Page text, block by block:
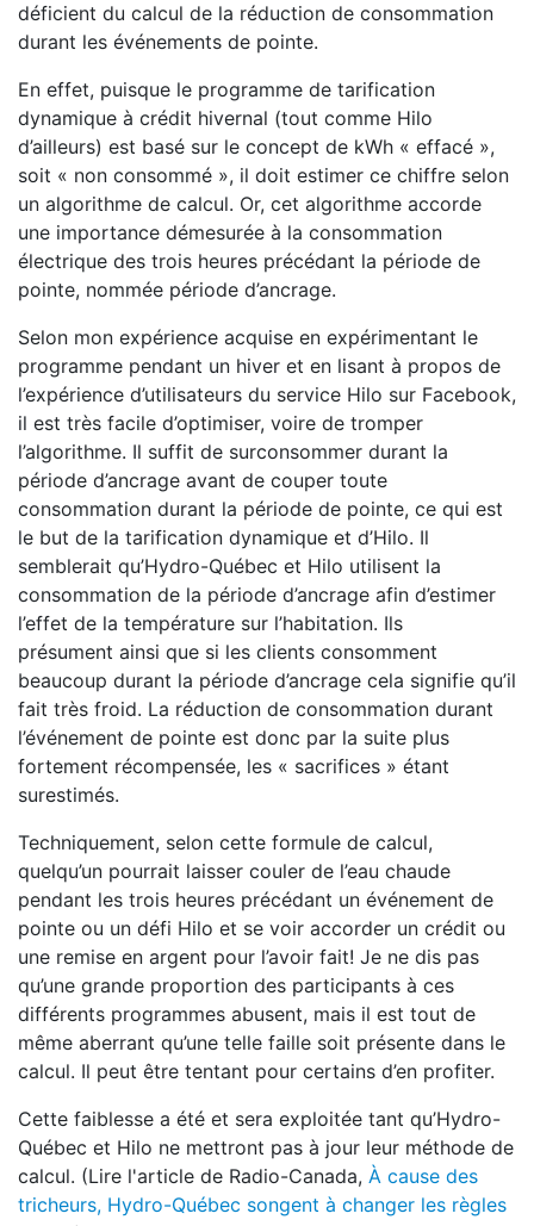
déficient du calcul de la réduction de consommation
durant les événements de pointe.
En effet, puisque le programme de tarification
dynamique à crédit hivernal (tout comme Hilo
d’ailleurs) est basé sur le concept de kWh « effacé »,
soit « non consommé », il doit estimer ce chiffre selon
un algorithme de calcul. Or, cet algorithme accorde
une importance démesurée à la consommation
électrique des trois heures précédant la période de
pointe, nommée période d’ancrage.
Selon mon expérience acquise en expérimentant le
programme pendant un hiver et en lisant à propos de
l’expérience d’utilisateurs du service Hilo sur Facebook,
il est très facile d’optimiser, voire de tromper
l’algorithme. Il suffit de surconsommer durant la
période d’ancrage avant de couper toute
consommation durant la période de pointe, ce qui est
le but de la tarification dynamique et d’Hilo. Il
semblerait qu’Hydro-Québec et Hilo utilisent la
consommation de la période d’ancrage afin d’estimer
l’effet de la température sur l’habitation. Ils
présument ainsi que si les clients consomment
beaucoup durant la période d’ancrage cela signifie qu’il
fait très froid. La réduction de consommation durant
l’événement de pointe est donc par la suite plus
fortement récompensée, les « sacrifices » étant
surestimés.
Techniquement, selon cette formule de calcul,
quelqu’un pourrait laisser couler de l’eau chaude
pendant les trois heures précédant un événement de
pointe ou un défi Hilo et se voir accorder un crédit ou
une remise en argent pour l’avoir fait! Je ne dis pas
qu’une grande proportion des participants à ces
différents programmes abusent, mais il est tout de
même aberrant qu’une telle faille soit présente dans le
calcul. Il peut être tentant pour certains d’en profiter.
Cette faiblesse a été et sera exploitée tant qu’Hydro-
Québec et Hilo ne mettront pas à jour leur méthode de
calcul. (Lire l'article de Radio-Canada, À cause des
tricheurs, Hydro-Québec songent à changer les règles